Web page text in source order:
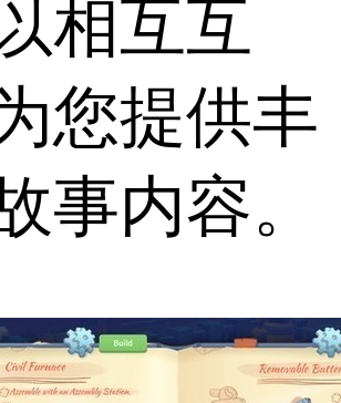
相互互
您提供丰
事内容。